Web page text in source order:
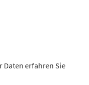
Daten erfahren Sie